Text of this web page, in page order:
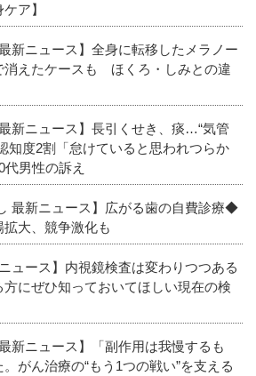
ア】
新ニュース】全身に転移したメラノー
消えたケースも ほくろ・しみとの違
新ニュース】長引くせき、痰…“気管
度2割「怠けていると思われつらか
男性の訴え
最新ニュース】広がる歯の自費診療◆
大、競争激化も
ュース】内視鏡検査は変わりつつある
にぜひ知っておいてほしい現在の検
新ニュース】「副作用は我慢するも
がん治療の“もう1つの戦い”を支える